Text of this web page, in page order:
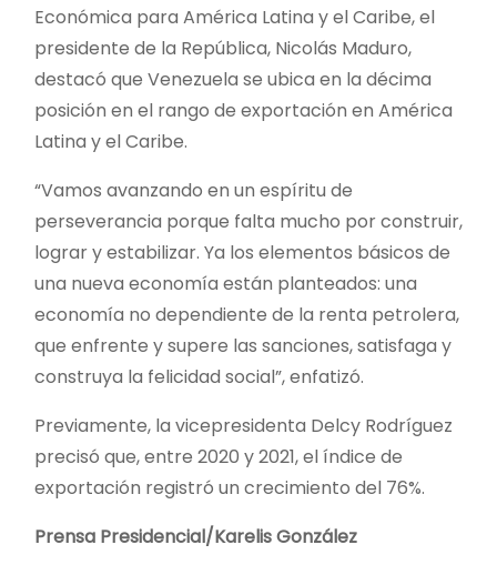
Económica para América Latina y el Caribe, el
presidente de la República, Nicolás Maduro,
destacó que Venezuela se ubica en la décima
posición en el rango de exportación en América
Latina y el Caribe.
“Vamos avanzando en un espíritu de
perseverancia porque falta mucho por construir,
lograr y estabilizar. Ya los elementos básicos de
una nueva economía están planteados: una
economía no dependiente de la renta petrolera,
que enfrente y supere las sanciones, satisfaga y
construya la felicidad social”, enfatizó.
Previamente, la vicepresidenta Delcy Rodríguez
precisó que, entre 2020 y 2021, el índice de
exportación registró un crecimiento del 76%.
Prensa Presidencial/Karelis González